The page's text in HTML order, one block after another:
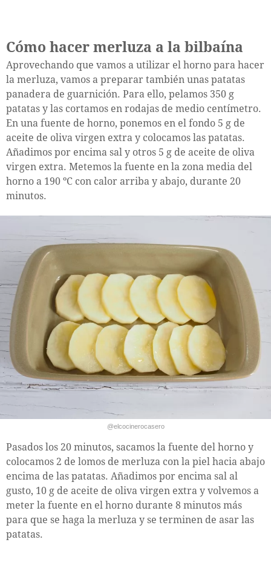
Cómo hacer merluza a la bilbaína
Aprovechando que vamos a utilizar el horno para hacer
la merluza, vamos a preparar también unas patatas
panadera de guarnición. Para ello, pelamos 350 g
patatas y las cortamos en rodajas de medio centímetro.
En una fuente de horno, ponemos en el fondo 5 g de
aceite de oliva virgen extra y colocamos las patatas.
Añadimos por encima sal y otros 5 g de aceite de oliva
virgen extra. Metemos la fuente en la zona media del
horno a 190 ºC con calor arriba y abajo, durante 20
minutos.
@elcocinerocasero
Pasados los 20 minutos, sacamos la fuente del horno y
colocamos 2 de lomos de merluza con la piel hacia abajo
encima de las patatas. Añadimos por encima sal al
gusto, 10 g de aceite de oliva virgen extra y volvemos a
meter la fuente en el horno durante 8 minutos más
para que se haga la merluza y se terminen de asar las
patatas.